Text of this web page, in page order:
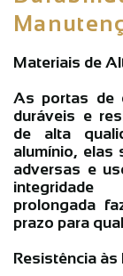
Materiais de
As portas de
duráveis e
de alta
alumínio, elas
adversas e
integridade
prolongada
prazo para
Resistência às